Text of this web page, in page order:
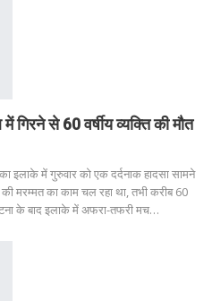
से 60 वर्षीय व्यक्ति की मौत
इलाके में गुरुवार को एक दर्दनाक हादसा सामने
मरम्मत का काम चल रहा था, तभी करीब 60
के बाद इलाके में अफरा-तफरी मच…